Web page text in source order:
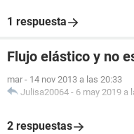
1 respuesta
Flujo elástico y no
mar - 14 nov 2013 a las 20:33
Julisa20064 - 6 may 2019 a
2 respuestas